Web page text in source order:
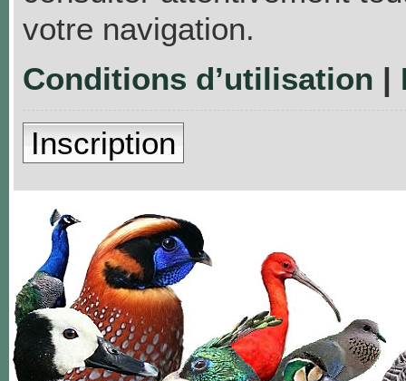
votre navigation.
Conditions d’utilisation |
Inscription